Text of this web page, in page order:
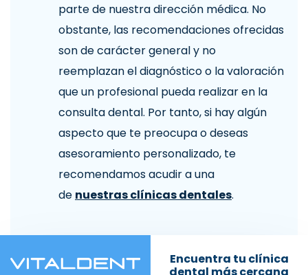
parte de nuestra dirección médica. No
obstante, las recomendaciones ofrecidas
son de carácter general y no
reemplazan el diagnóstico o la valoración
que un profesional pueda realizar en la
consulta dental. Por tanto, si hay algún
aspecto que te preocupa o deseas
asesoramiento personalizado, te
recomendamos acudir a una
de nuestras clínicas dentales.
Encuentra tu clínica